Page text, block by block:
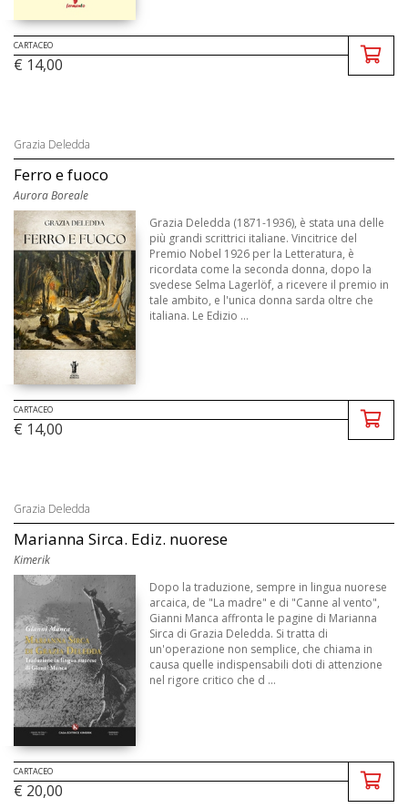
CARTACEO
€ 14,00
Grazia Deledda
Ferro e fuoco
Aurora Boreale
Grazia Deledda (1871-1936), è stata una delle
più grandi scrittrici italiane. Vincitrice del
Premio Nobel 1926 per la Letteratura, è
ricordata come la seconda donna, dopo la
svedese Selma Lagerlöf, a ricevere il premio in
tale ambito, e l'unica donna sarda oltre che
italiana. Le Edizio ...
CARTACEO
€ 14,00
Grazia Deledda
Marianna Sirca. Ediz. nuorese
Kimerik
Dopo la traduzione, sempre in lingua nuorese
arcaica, de "La madre" e di "Canne al vento",
Gianni Manca affronta le pagine di Marianna
Sirca di Grazia Deledda. Si tratta di
un'operazione non semplice, che chiama in
causa quelle indispensabili doti di attenzione
nel rigore critico che d ...
CARTACEO
€ 20,00